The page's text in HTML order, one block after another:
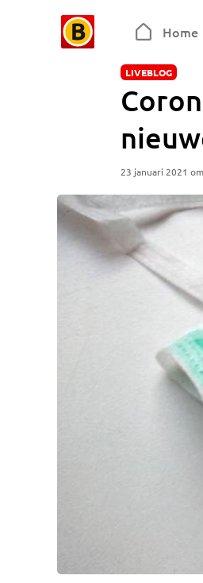
Home
LIVEBLOG
23 januari 2021